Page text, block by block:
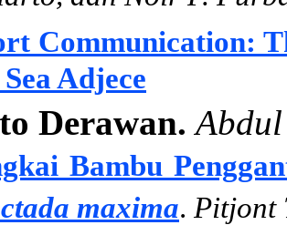
Communication:
Adjece
Derawan.
Bambu
maxima. Pitjont